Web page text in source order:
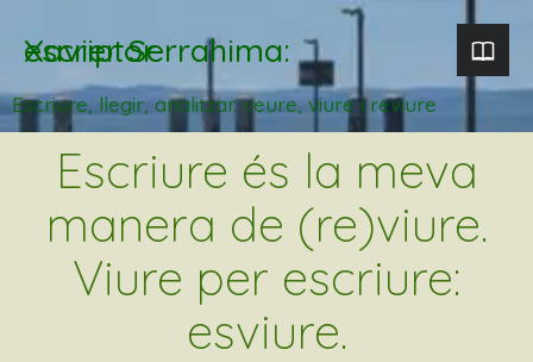
Xavier Serrahima: escriptor
Escriure, llegir, analitzar. veure, viure i reviure
Escriure és la meva
manera de (re)viure.
Viure per escriure:
esviure.